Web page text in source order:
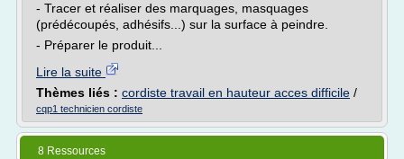
- Tracer et réaliser des marquages, masquages
(prédécoupés, adhésifs...) sur la surface à peindre.
- Préparer le produit...
Lire la suite
Thèmes liés : cordiste travail en hauteur acces difficile /
cqp1 technicien cordiste
8 Ressources